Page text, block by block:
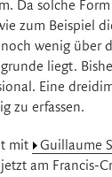
Da solche
zum Beispiel
wenig über
liegt.
Eine
zu erfassen.
mit Guillaume
am Francis-